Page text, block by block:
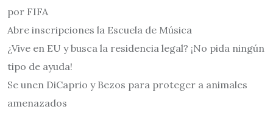
por FIFA
Abre inscripciones la Escuela de Música
¿Vive en EU y busca la residencia legal? ¡No pida ningún
tipo de ayuda!
Se unen DiCaprio y Bezos para proteger a animales
amenazados